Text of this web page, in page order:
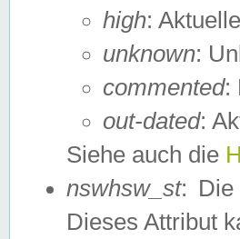
high:
unknown:
commented:
out-dated:
Siehe auch die
nswhsw_st: Die
Dieses Attribut